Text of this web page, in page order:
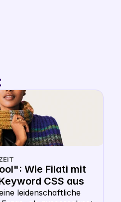
Wie Filati mit
CSS aus
leidenschaftliche